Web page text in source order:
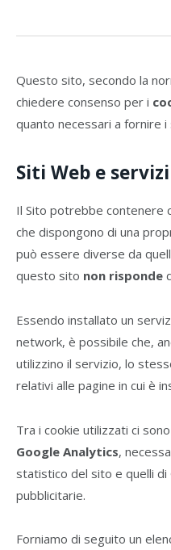
Questo sito, secondo la
chiedere consenso per i
quanto necessari a fornire i
Siti Web e
Il Sito potrebbe contenere
che dispongono di una
può essere diverse da
questo sito non risponde
Essendo installato un
network, è possibile che,
utilizzino il servizio, lo
relativi alle pagine in cui è
Tra i cookie utilizzati ci
Google Analytics,
statistico del sito e quelli di
pubblicitarie.
Forniamo di seguito un